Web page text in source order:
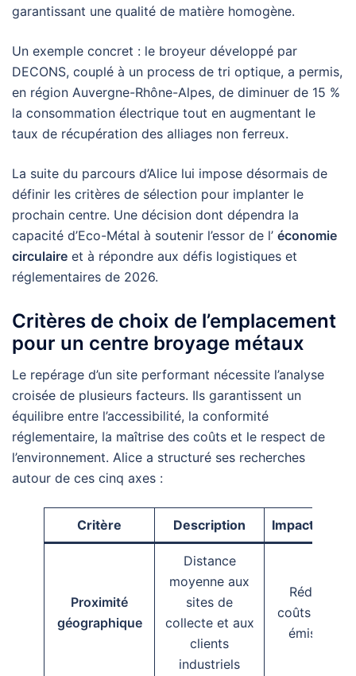
garantissant une qualité de matière homogène.
Un exemple concret : le broyeur développé par
DECONS, couplé à un process de tri optique, a permis,
en région Auvergne-Rhône-Alpes, de diminuer de 15 %
la consommation électrique tout en augmentant le
taux de récupération des alliages non ferreux.
La suite du parcours d’Alice lui impose désormais de
définir les critères de sélection pour implanter le
prochain centre. Une décision dont dépendra la
capacité d’Eco-Métal à soutenir l’essor de l’ économie
circulaire et à répondre aux défis logistiques et
réglementaires de 2026.
Critères de choix de l’emplacement
pour un centre broyage métaux
Le repérage d’un site performant nécessite l’analyse
croisée de plusieurs facteurs. Ils garantissent un
équilibre entre l’accessibilité, la conformité
réglementaire, la maîtrise des coûts et le respect de
l’environnement. Alice a structuré ses recherches
autour de ces cinq axes :
Critère Description Impact sur
Proximité
géographique
Distance
moyenne aux
sites de
collecte et aux
clients
industriels
Réduction
coûts
émissions